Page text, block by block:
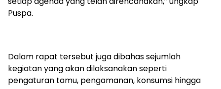
Puspa.
Dalam rapat tersebut juga dibahas sejumlah
kegiatan yang akan dilaksanakan seperti
pengaturan tamu, pengamanan, konsumsi hingga